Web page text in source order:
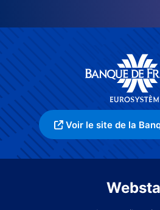
Voir le site de la